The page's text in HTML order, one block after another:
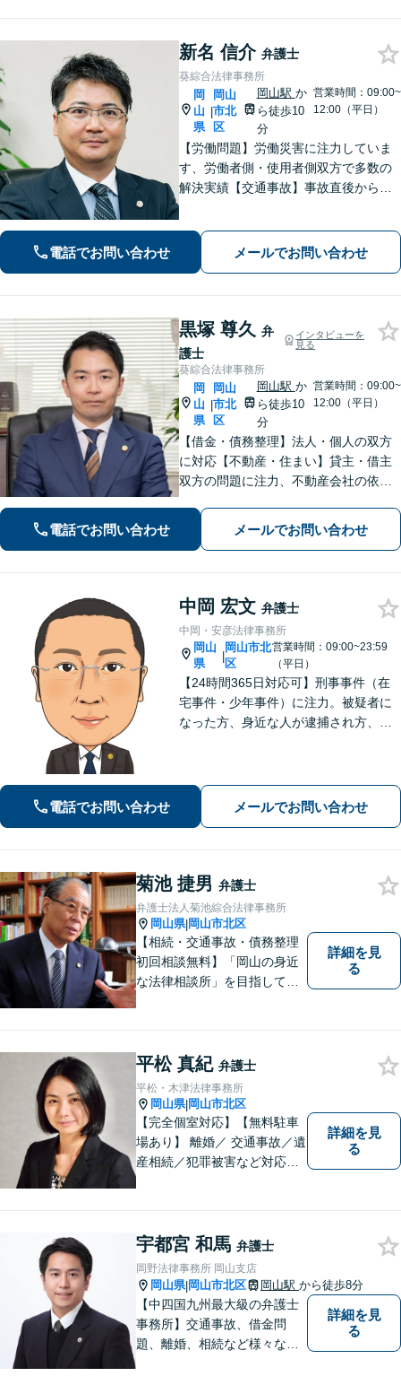
新名 信介 弁護士
葵綜合法律事務所
岡
山
県
|
岡山
市北
区
岡山駅 か
ら徒歩10
分
営業時間：09:00~
12:00（平日）
【労働問題】労働災害に注力していま
す、労働者側・使用者側双方で多数の
解決実績【交通事故】事故直後から等
まで多様な業種の顧問対応【事前予約
で土日祝・夜間対応】【JR岡山駅10
電話でお問い合わせ メールでお問い合わせ
黒塚 尊久 弁
護士
インタビューを
見る
葵綜合法律事務所
岡
山
県
|
岡山
市北
区
岡山駅 か
ら徒歩10
分
営業時間：09:00~
12:00（平日）
【借金・債務整理】法人・個人の双方
に対応【不動産・住まい】貸主・借主
双方の問題に注力、不動産会社の依頼
通。その他労働事件もカバー【行政事
件】学校トラブル・いじめ問題に注力
電話でお問い合わせ メールでお問い合わせ
中岡 宏文 弁護士
中岡・安彦法律事務所
岡山
県
|
岡山市北
区
営業時間：09:00~23:59
（平日）
【24時間365日対応可】刑事事件（在
宅事件・少年事件）に注力。被疑者に
なった方、身近な人が逮捕され方、す
電話でお問い合わせ メールでお問い合わせ
菊池 捷男 弁護士
弁護士法人菊池綜合法律事務所
岡山県|岡山市北区
【相続・交通事故・債務整理
初回相談無料】「岡山の身近
な法律相談所」を目指してい
んなささいなことでも構いま
せん。お気軽にご相談くださ
い。【土曜日も受付可能】
【専用駐車場あり】
詳細を見
る
平松 真紀 弁護士
平松・木津法律事務所
岡山県|岡山市北区
【完全個室対応】【無料駐車
場あり】 離婚／ 交通事故／遺
産相続／犯罪被害など対応可
詳細を見
る
宇都宮 和馬 弁護士
岡野法律事務所 岡山支店
岡山県|岡山市北区 岡山駅 から徒歩8分
【中四国九州最大級の弁護士
事務所】交通事故、借金問
題、離婚、相続など様々な問
詳細を見
る